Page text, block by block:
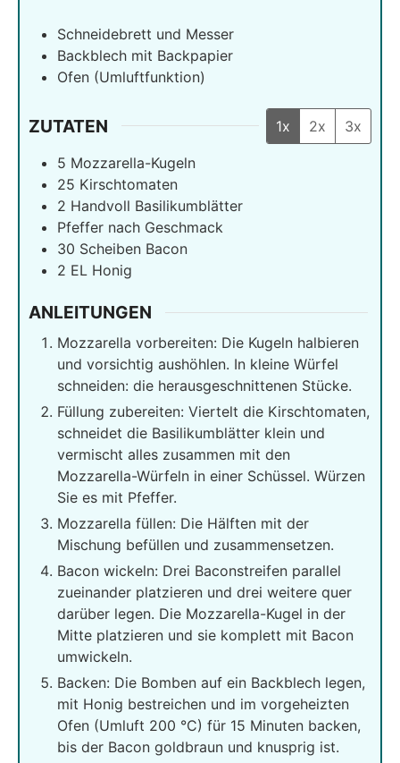
Schneidebrett und Messer
Backblech mit Backpapier
Ofen (Umluftfunktion)
ZUTATEN 1x 2x 3x
5 Mozzarella-Kugeln
25 Kirschtomaten
2 Handvoll Basilikumblätter
Pfeffer nach Geschmack
30 Scheiben Bacon
2 EL Honig
ANLEITUNGEN
Mozzarella vorbereiten: Die Kugeln halbieren
und vorsichtig aushöhlen. In kleine Würfel
schneiden: die herausgeschnittenen Stücke.
Füllung zubereiten: Viertelt die Kirschtomaten,
schneidet die Basilikumblätter klein und
vermischt alles zusammen mit den
Mozzarella-Würfeln in einer Schüssel. Würzen
Sie es mit Pfeffer.
Mozzarella füllen: Die Hälften mit der
Mischung befüllen und zusammensetzen.
Bacon wickeln: Drei Baconstreifen parallel
zueinander platzieren und drei weitere quer
darüber legen. Die Mozzarella-Kugel in der
Mitte platzieren und sie komplett mit Bacon
umwickeln.
Backen: Die Bomben auf ein Backblech legen,
mit Honig bestreichen und im vorgeheizten
Ofen (Umluft 200 °C) für 15 Minuten backen,
bis der Bacon goldbraun und knusprig ist.